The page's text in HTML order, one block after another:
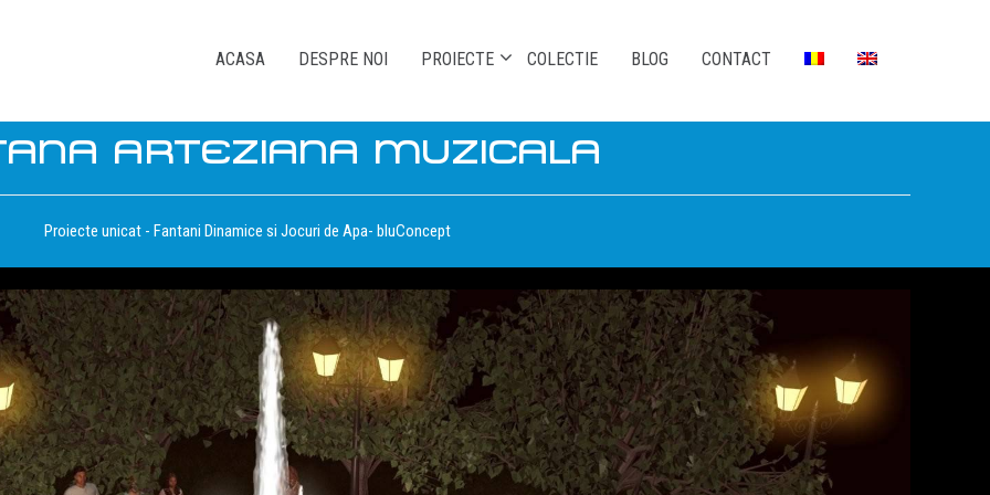
ACASA DESPRE NOI PROIECTE COLECTIE BLOG CONTACT
ARTEZIANA MUZICALA
Proiecte unicat - Fantani Dinamice si Jocuri de Apa- bluConcept